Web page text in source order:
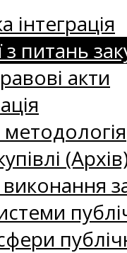
інтеграція
з питань
акти
методологія